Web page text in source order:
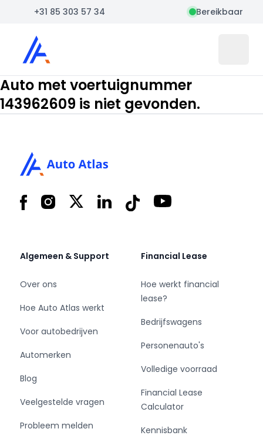
+31 85 303 57 34 Bereikbaar
Auto Atlas
Auto met voertuignummer
143962609 is niet gevonden.
FacebookInstagram
X LinkedInTiktok YouTube
Algemeen & Support
Over ons
Hoe Auto Atlas werkt
Voor autobedrijven
Automerken
Blog
Veelgestelde vragen
Probleem melden
Financial Lease
Hoe werkt financial
lease?
Bedrijfswagens
Personenauto's
Volledige voorraad
Financial Lease
Calculator
Kennisbank